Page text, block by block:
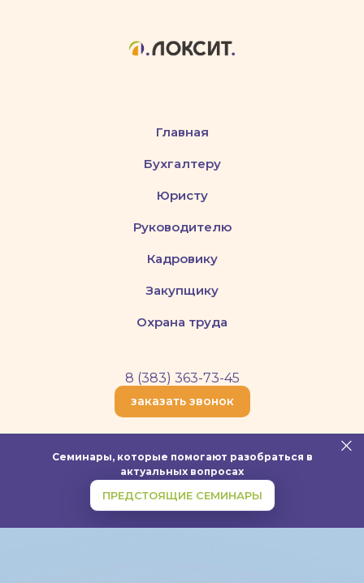
Главная
Бухгалтеру
Юристу
Руководителю
Кадровику
Закупщику
Охрана труда
8 (383) 363-73-45
заказать звонок
Семинары, которые помогают разобраться в
актуальных вопросах
ПРЕДСТОЯЩИЕ СЕМИНАРЫ